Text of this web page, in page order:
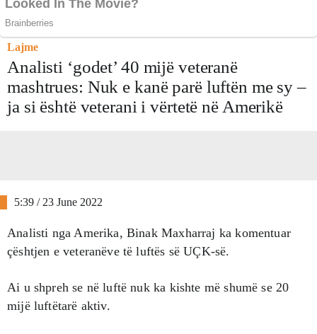
Lajme
Analisti ‘godet’ 40 mijë veteranë
mashtrues: Nuk e kanë parë luftën me sy –
ja si është veterani i vërtetë në Amerikë
5:39 / 23 June 2022
Analisti nga Amerika, Binak Maxharraj ka komentuar
çështjen e veteranëve të luftës së UÇK-së.
Ai u shpreh se në luftë nuk ka kishte më shumë se 20
mijë luftëtarë aktiv.